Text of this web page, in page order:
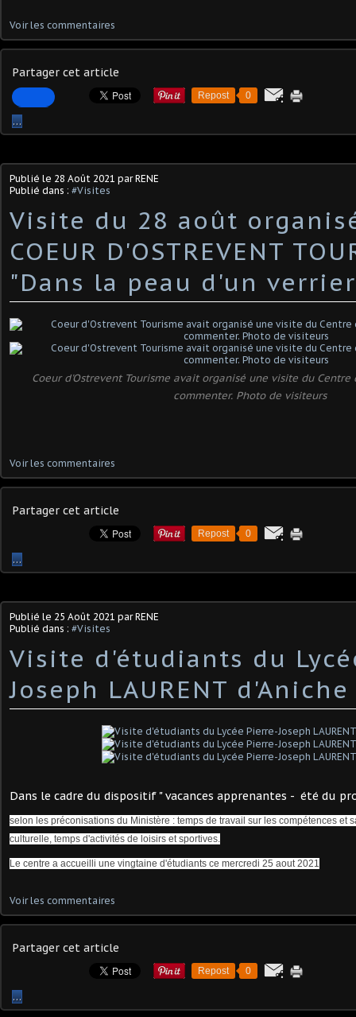
Voir les commentaires
Partager cet article
Repost 0
…
Publié le 28 Août 2021 par RENE
Publié dans : #Visites
Visite du 28 août
COEUR D'OSTREVENT
"Dans la peau d'un
Coeur d'Ostrevent Tourisme avait organisé une visite du
commenter. Photo de visiteurs
Voir les commentaires
Partager cet article
Repost 0
…
Publié le 25 Août 2021 par RENE
Publié dans : #Visites
Visite d'étudiants du
Joseph LAURENT d'Aniche
Dans le cadre du dispositif " vacances apprenantes - été du
selon les préconisations du Ministère : temps de travail sur les compétences et
culturelle, temps d'activités de loisirs et sportives.
Le centre a accueilli une vingtaine d'étudiants ce mercredi 25 aout 2021
Voir les commentaires
Partager cet article
Repost 0
…